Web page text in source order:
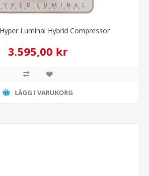
Luminal Hybrid Compressor
3.595,00 kr
LÄGG I VARUKORG